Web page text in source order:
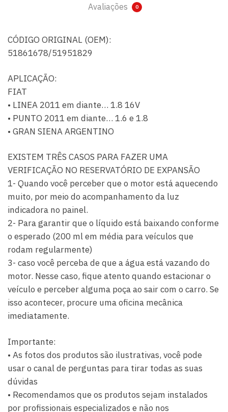
Avaliações
0
CÓDIGO ORIGINAL (OEM):
51861678/51951829
APLICAÇÃO:
FIAT
• LINEA 2011 em diante… 1.8 16V
• PUNTO 2011 em diante… 1.6 e 1.8
• GRAN SIENA ARGENTINO
EXISTEM TRÊS CASOS PARA FAZER UMA
VERIFICAÇÃO NO RESERVATÓRIO DE EXPANSÃO
1- Quando você perceber que o motor está aquecendo
muito, por meio do acompanhamento da luz
indicadora no painel.
2- Para garantir que o líquido está baixando conforme
o esperado (200 ml em média para veículos que
rodam regularmente)
3- caso você perceba de que a água está vazando do
motor. Nesse caso, fique atento quando estacionar o
veículo e perceber alguma poça ao sair com o carro. Se
isso acontecer, procure uma oficina mecânica
imediatamente.
Importante:
• As fotos dos produtos são ilustrativas, você pode
usar o canal de perguntas para tirar todas as suas
dúvidas
• Recomendamos que os produtos sejam instalados
por profissionais especializados e não nos